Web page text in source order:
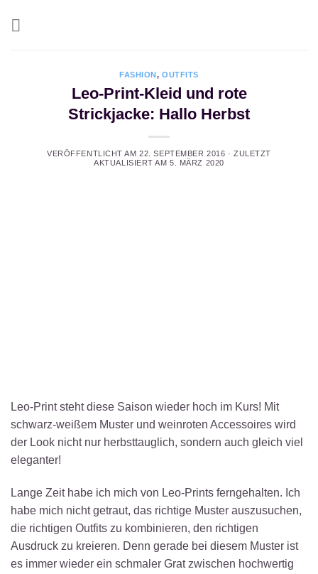
FASHION,OUTFITS
Leo-Print-Kleid und rote
Strickjacke: Hallo Herbst
VERÖFFENTLICHT AM22. SEPTEMBER 2016 · ZULETZT
AKTUALISIERT AM5. MÄRZ 2020
Leo-Print steht diese Saison wieder hoch im Kurs! Mit
schwarz-weißem Muster und weinroten Accessoires wird
der Look nicht nur herbsttauglich, sondern auch gleich viel
eleganter!
Lange Zeit habe ich mich von Leo-Prints ferngehalten. Ich
habe mich nicht getraut, das richtige Muster auszusuchen,
die richtigen Outfits zu kombinieren, den richtigen
Ausdruck zu kreieren. Denn gerade bei diesem Muster ist
es immer wieder ein schmaler Grat zwischen hochwertig